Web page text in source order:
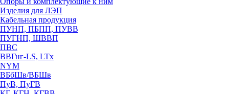
Изделия для ЛЭП
Кабельная продукция
ПУНП, ПБПП, ПУВВ
ПУГНП, ШВВП
ПВС
ВВГнг-LS, LTx
NYM
ВБбШв/ВБШв
ПуВ, ПуГВ